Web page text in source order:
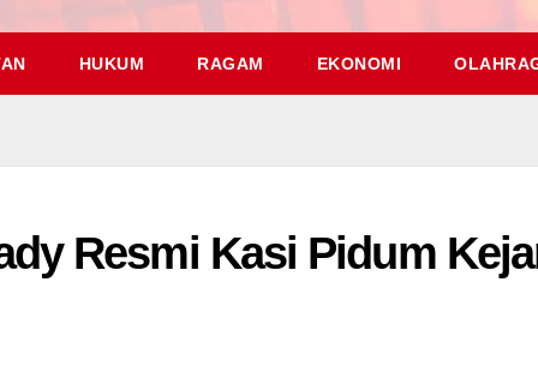
HUKUM RAGAM EKONOMI
Resmi Kasi Pidum